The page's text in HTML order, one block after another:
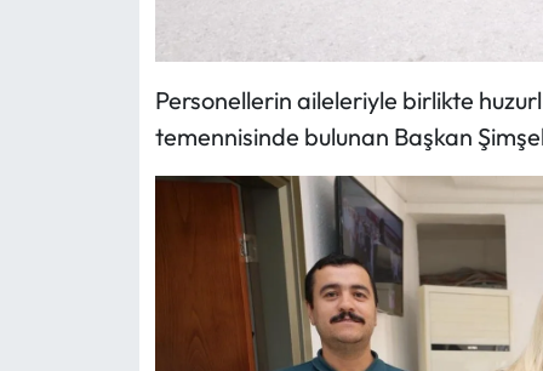
Personellerin aileleriyle birlikte
temennisinde bulunan Başkan